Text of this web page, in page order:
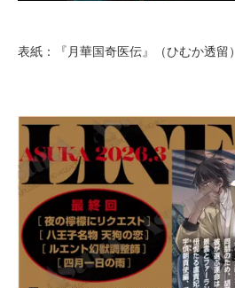
表紙：『月華国奇医伝』（ひむか透留）